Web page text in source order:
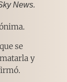
News.
se
y